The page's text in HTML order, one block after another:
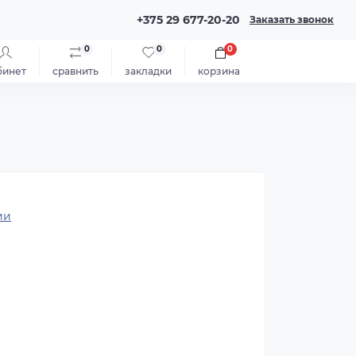
+375 29 677-20-20 Заказать звонок
сравнить
0
закладки
0
корзина
0